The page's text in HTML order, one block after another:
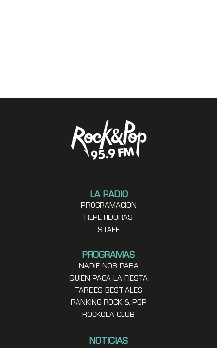
LA RADIO
PROGRAMACION
REPETIDORAS
STAFF
PROGRAMAS
NADIE NOS PARA
QUIEN PAGA LA FIESTA
TARDES BESTIALES
RANKING ROCK & POP
ROCKOLA CLUB
NOTICIAS